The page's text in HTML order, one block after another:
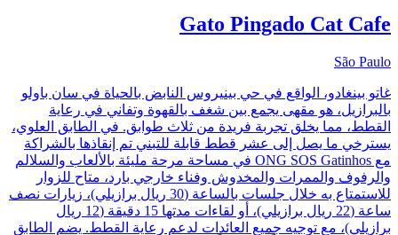
Gato Pingado Cat Cafe
São Paulo
غاتو بينغادو، الواقع في حي بينيروس النابض بالحياة في سان باولو
بالبرازيل، هو مقهى يجمع بين شغف بالقهوة وتفاني في رعاية
القطط، مما يخلق تجربة فريدة من ثلاث طوابق. في الطابق العلوي،
يسترخي ما يصل إلى عشر قطط قابلة للتبني تم إنقاذها بالشراكة
مع ONG SOS Gatinhos في مساحة مرحة مليئة بالألعاب والسلالم
والرفوف والممرات والمخدوش وفناء خارجي بارد، متاح للزوار
للاستمتاع به خلال جلسات بالساعة (30 ريال برازيلي)، زيارات نصف
ساعة (22 ريال برازيلي)، أو لقاءات مدتها 15 دقيقة (12 ريال
برازيلي)، مع توجيه جميع العائدات لدعم رعاية القطط. يضم الطابق